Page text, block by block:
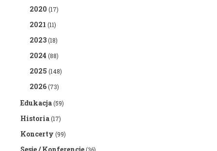
2020 (17)
2021 (11)
2023(18)
2024 (88)
2025 (148)
2026(73)
Edukacja(59)
Historia(17)
Koncerty (99)